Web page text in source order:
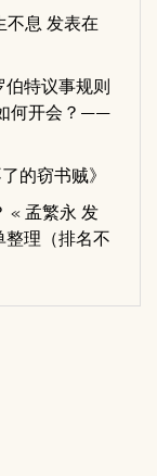
不息 发表在
伯特议事规则
何开会？——
的窃书贼》
« 孟繁永 发
整理（排名不